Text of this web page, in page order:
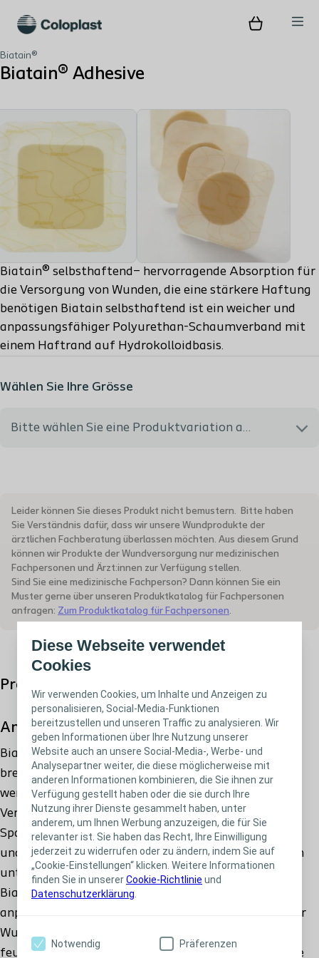
Diese Webseite verwendet
Cookies
Wir verwenden Cookies, um Inhalte und Anzeigen zu
personalisieren, Social-Media-Funktionen
bereitzustellen und unseren Traffic zu analysieren. Wir
geben Informationen über Ihre Nutzung unserer
Website auch an unsere Social-Media-, Werbe- und
Analysepartner weiter, die diese möglicherweise mit
anderen Informationen kombinieren, die Sie ihnen zur
Verfügung gestellt haben oder die sie durch Ihre
Nutzung ihrer Dienste gesammelt haben, unter
anderem, um Ihnen Werbung anzuzeigen, die für Sie
relevanter ist. Sie haben das Recht, Ihre Einwilligung
jederzeit zu widerrufen oder zu ändern, indem Sie auf
„Cookie-Einstellungen“ klicken. Weitere Informationen
finden Sie in unsererCookie-Richtlinie und
Datenschutzerklärung
Notwendig Präferenzen
Biatain®
Biatain® Adhesive
Biatain® selbsthaftend– hervorragende Absorption für
die Versorgung von Wunden, die eine stärkere Haftung
benötigen Biatain selbsthaftend ist ein weicher und
anpassungsfähiger Polyurethan-Schaumverband mit
einem Haftrand auf Hydrokolloidbasis.
Wählen Sie Ihre Grösse
Bitte wählen Sie eine Produktvariation aus
334230 - 18x18 cm - MiGeL Rückvergütungsnr.:
35.05.03.05.1 - PH Code: 5397545
334830 - Sakral - 17x17 cm - MiGeL Rückvergütungsnr.:
35.05.03.10.1 - PH Code: 5397551
334850 - Sakral - 23x23 cm - MiGeL Rückvergütungsnr.:
35.05.03.10.1 - PH Code: 5397568
334880 - Heel - 19x20 cm - MiGeL Rückvergütungsnr.:
35.05.03.11.1 - PH Code: 5397574
Leider können Sie dieses Produkt nicht bemustern. Bitte haben
Sie Verständnis dafür, dass wir unsere Wundprodukte der
ärztlichen Fachberatung überlassen möchten. Aus diesem Grund
können wir Produkte der Wundversorgung nur medizinischen
Fachpersonen und Ärzt:innen zur Verfügung stellen.
Sind Sie eine medizinische Fachperson? Dann können Sie ein
Muster gerne über unseren Produktkatalog für Fachpersonen
anfragen: Zum Produktkatalog für Fachpersonen.
Produktbeschreibung
Anwendung
Biatain selbsthaftend kann zur Versorgung eines
breiten Spektrums exsudierender Wunden eingesetzt
werden, insbesondere bei Ulcus cruris, Dekubitus,
Verbrennungen zweiten Grades,
Spalthautentnahmestellen, postoperativen Wunden
und Hautabschürfungen. Biatain selbsthaftend kann
unter Kompressionstherapie eingesetzt werden.
Biatain selbsthaftend ist ein weicher und
anpassungsfähiger Polyurethan-Schaumverband, der
Wundexsudat effektiv absorbiert und bindet. Das
feuchte Wundmilieu bleibt erhalten, sodass optimale